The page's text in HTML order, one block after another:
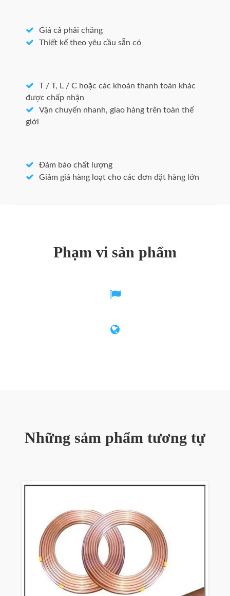
dạng kích thước, mác thau.
Quý khách quan tâm, vui lòng liên hệ hotline
Giá cả phải chăng
Thiết kế theo yêu cầu sẵn có
T / T, L / C hoặc các khoản thanh toán khác
được chấp nhận
Vận chuyển nhanh, giao hàng trên toàn thế
giới
Đảm bảo chất lượng
Giảm giá hàng loạt cho các đơn đặt hàng lớn
Phạm vi sản phẩm
Những sảm phẩm tương tự